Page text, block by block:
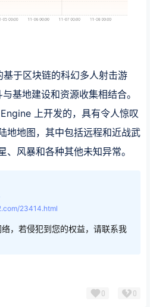
于区块链的科幻多人射击游
基地建设和资源收集相结合。
上开发的，具有令人惊叹
地地图，其中包括远程和近战武
风暴和各种其他未知异常。
23414.html
，若侵犯到您的权益，请联系我
0 0